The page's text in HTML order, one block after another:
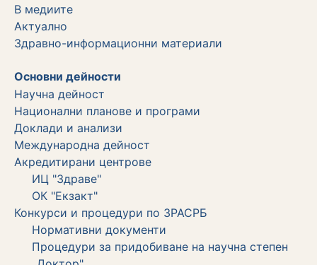
В медиите
Актуално
Здравно-информационни материали
Основни дейности
Научна дейност
Национални планове и програми
Доклади и анализи
Международна дейност
Акредитирани центрове
ИЦ "Здраве"
ОК "Екзакт"
Конкурси и процедури по ЗРАСРБ
Нормативни документи
Процедури за придобиване на научна степен